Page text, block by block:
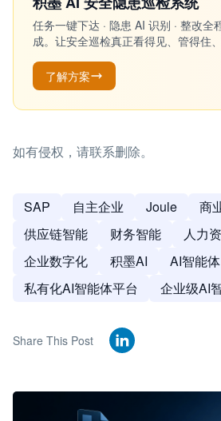
任务一键下达 · 隐患 AI 识别 · 整改全
成。让安全巡检真正看得见、管得住、
了解方案
如有侵权，请联系删除。
SAP 自主企业 Joule
商
供应链智能
财务智能
人力
企业数字化
积墨AI AI智能体
私有化AI智能体平台
企业级AI
Share This Post